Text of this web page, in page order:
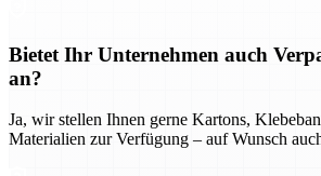
Bietet Ihr Unternehmen auch
an?
Ja, wir stellen Ihnen gerne Kartons,
Materialien zur Verfügung – auf Wunsch